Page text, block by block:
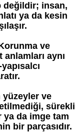
değildir; insan,
ya da kesin
ve
aynı
yüzeyler ve
sürekli
da imge tam
bir parçasıdır.